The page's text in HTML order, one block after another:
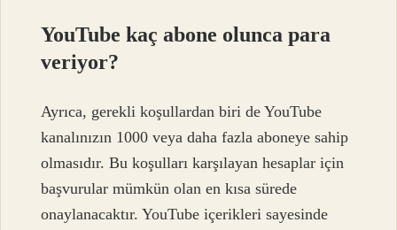
YouTube kaç abone olunca para
veriyor?
Ayrıca, gerekli koşullardan biri de YouTube
kanalınızın 1000 veya daha fazla aboneye sahip
olmasıdır. Bu koşulları karşılayan hesaplar için
başvurular mümkün olan en kısa sürede
onaylanacaktır. YouTube içerikleri sayesinde